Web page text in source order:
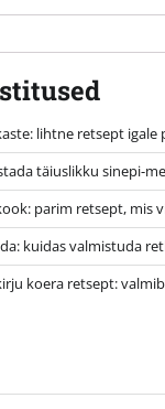
lihtne retsept igale
täiuslikku sinepi-
parim retsept, mis
kuidas valmistuda
koera retsept: